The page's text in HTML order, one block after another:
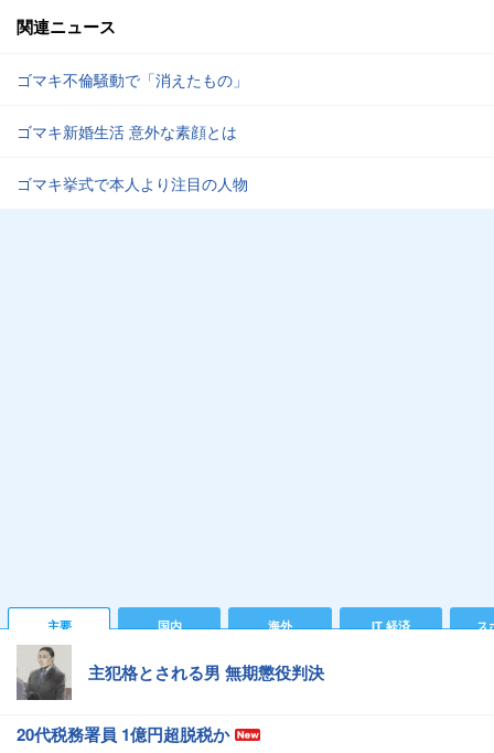
関連ニュース
ゴマキ不倫騒動で「消えたもの」
ゴマキ新婚生活 意外な素顔とは
ゴマキ挙式で本人より注目の人物
主要 国内 海外 IT 経済 ス
主犯格とされる男 無期懲役判決
20代税務署員 1億円超脱税か